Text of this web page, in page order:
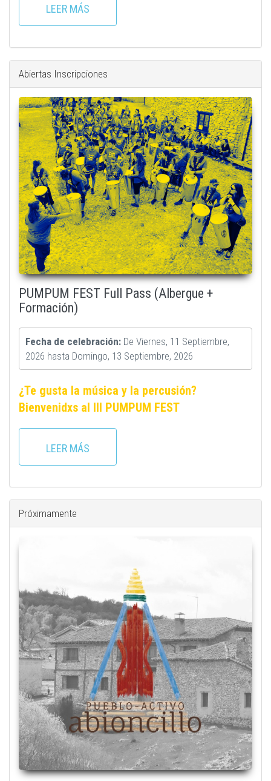
LEER MÁS
Abiertas Inscripciones
plaza_con_uxua.jpeg
PUMPUM FEST Full Pass (Albergue +
Formación)
Fecha de celebración: De Viernes, 11 Septiembre,
2026 hasta Domingo, 13 Septiembre, 2026
¿Te gusta la música y la percusión?
Bienvenidxs al III PUMPUM FEST
LEER MÁS
Próximamente